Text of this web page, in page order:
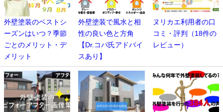
外壁塗装のベストシ
ーズンはいつ？季節
ごとのメリット・デ
メリット
外壁塗装で風水と相
性の良い色と方角
【Dr.コパ氏アドバイ
スあり】
ヌリカエ利用者の口
コミ・評判（18件の
レビュー）